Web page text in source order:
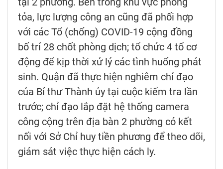
tỏa, lực lượng công an cũng đã phối hợp
với các Tổ (chống) COVID-19 cộng đồng
bố trí 28 chốt phòng dịch; tổ chức 4 tổ cơ
động để kịp thời xử lý các tình huống phát
sinh. Quận đã thực hiện nghiêm chỉ đạo
của Bí thư Thành ủy tại cuộc kiểm tra lần
trước; chỉ đạo lắp đặt hệ thống camera
công cộng trên địa bàn 2 phường có kết
nối với Sở Chỉ huy tiền phương để theo dõi,
giám sát việc thực hiện cách ly.